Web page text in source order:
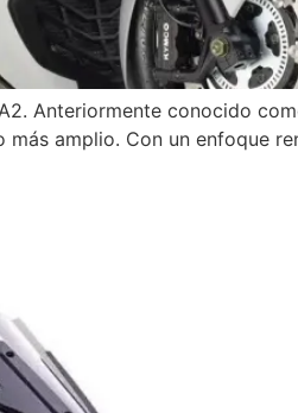
Anteriormente conocido
amplio. Con un enfoque